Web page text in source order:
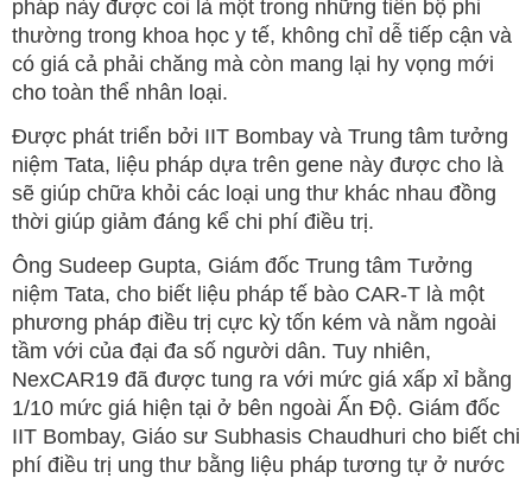
pháp này được coi là một trong những tiến bộ phi
thường trong khoa học y tế, không chỉ dễ tiếp cận và
có giá cả phải chăng mà còn mang lại hy vọng mới
cho toàn thể nhân loại.
Được phát triển bởi IIT Bombay và Trung tâm tưởng
niệm Tata, liệu pháp dựa trên gene này được cho là
sẽ giúp chữa khỏi các loại ung thư khác nhau đồng
thời giúp giảm đáng kể chi phí điều trị.
Ông Sudeep Gupta, Giám đốc Trung tâm Tưởng
niệm Tata, cho biết liệu pháp tế bào CAR-T là một
phương pháp điều trị cực kỳ tốn kém và nằm ngoài
tầm với của đại đa số người dân. Tuy nhiên,
NexCAR19 đã được tung ra với mức giá xấp xỉ bằng
1/10 mức giá hiện tại ở bên ngoài Ấn Độ. Giám đốc
IIT Bombay, Giáo sư Subhasis Chaudhuri cho biết chi
phí điều trị ung thư bằng liệu pháp tương tự ở nước